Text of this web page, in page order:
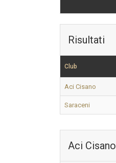
Risultati
Club
Aci Cisano
Saraceni
Aci Cisano